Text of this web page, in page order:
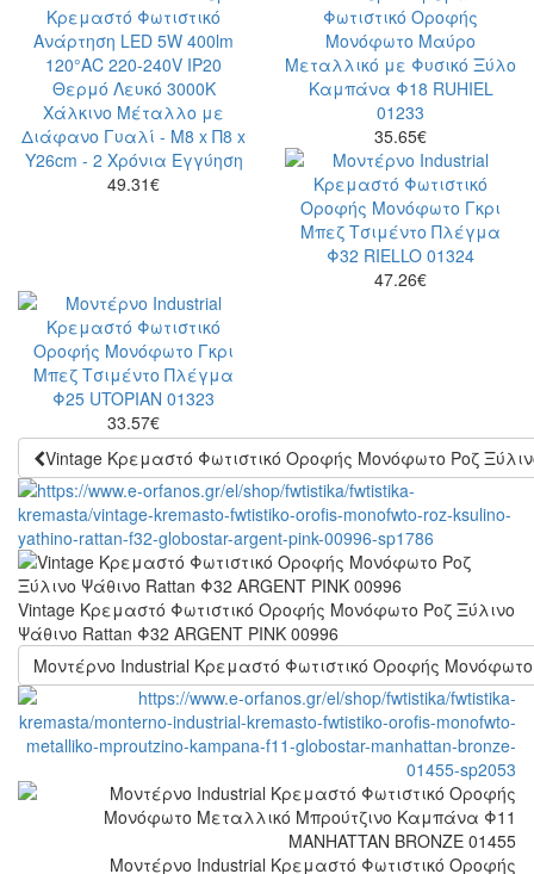
49.31€
35.65€
47.26€
33.57€
Vintage Κρεμαστό Φωτιστικό Οροφής Μονόφωτο Ροζ
Vintage Κρεμαστό Φωτιστικό Οροφής Μονόφωτο Ροζ Ξύλινο
Ψάθινο Rattan Φ32 ARGENT PINK 00996
Μοντέρνο Industrial Κρεμαστό Φωτιστικό Οροφής
Μοντέρνο Industrial Κρεμαστό Φωτιστικό Οροφής